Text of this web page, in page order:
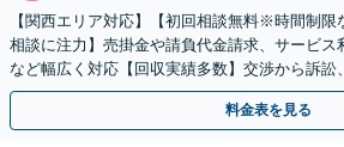
【関西エリア対応】【初回相談無料※時間制限
相談に注力】売掛金や請負代金請求、サービス
など幅広く対応【回収実績多数】交渉から訴訟
応じて的確に対応します
料金表を見る